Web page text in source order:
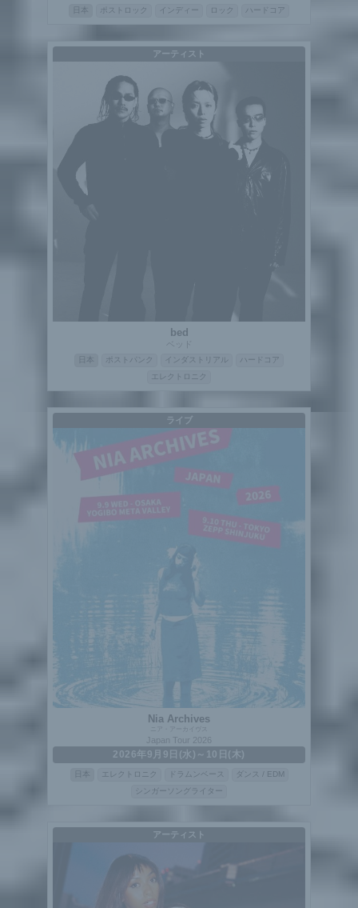
ポストロック インディー ロック ハードコア
アーティスト
bed
ベッド
ポストパンク インダストリアル
ハードコア
エレクトロニク
ライブ
Nia Archives
Japan Tour 2026
2026年9月9日(水)～10日(木)
エレクトロニク ドラムンベース
ダンス / EDM
シンガーソングライター
アーティスト